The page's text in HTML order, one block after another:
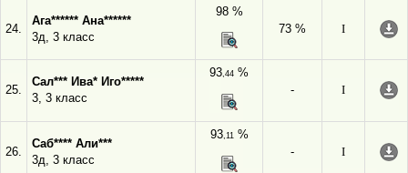
24.
Ага****** Ана******
3д, 3 класс
98 %
73 %
I
25.
Сал*** Ива* Иго*****
3, 3 класс
93,44 %
-
I
26.
Саб**** Али***
3д, 3 класс
93,11%
-
I